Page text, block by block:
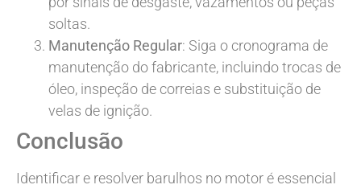
soltas.
Manutenção Regular: Siga o cronograma de
manutenção do fabricante, incluindo trocas de
óleo, inspeção de correias e substituição de
velas de ignição.
Conclusão
Identificar e resolver barulhos no motor é essencial